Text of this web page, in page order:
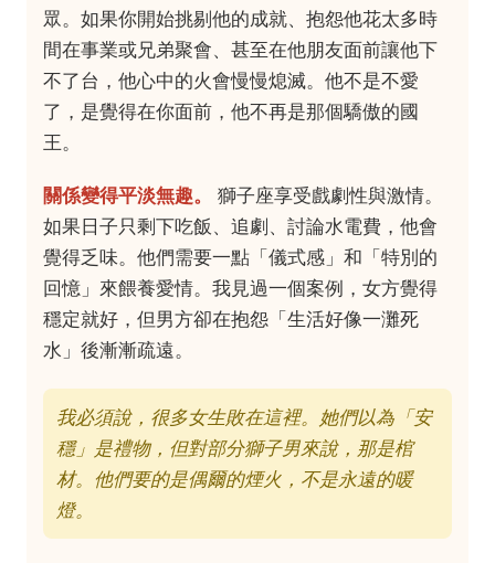
眾。如果你開始挑剔他的成就、抱怨他花太多時
間在事業或兄弟聚會、甚至在他朋友面前讓他下
不了台，他心中的火會慢慢熄滅。他不是不愛
了，是覺得在你面前，他不再是那個驕傲的國
王。
關係變得平淡無趣。
獅子座享受戲劇性與激情。
如果日子只剩下吃飯、追劇、討論水電費，他會
覺得乏味。他們需要一點「儀式感」和「特別的
回憶」來餵養愛情。我見過一個案例，女方覺得
穩定就好，但男方卻在抱怨「生活好像一灘死
水」後漸漸疏遠。
我必須說，很多女生敗在這裡。她們以為「安
穩」是禮物，但對部分獅子男來說，那是棺
材。他們要的是偶爾的煙火，不是永遠的暖
燈。